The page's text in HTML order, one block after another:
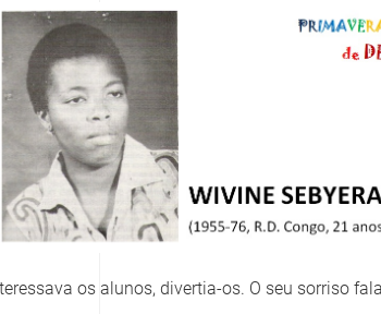
os alunos, divertia-os. O seu sorriso